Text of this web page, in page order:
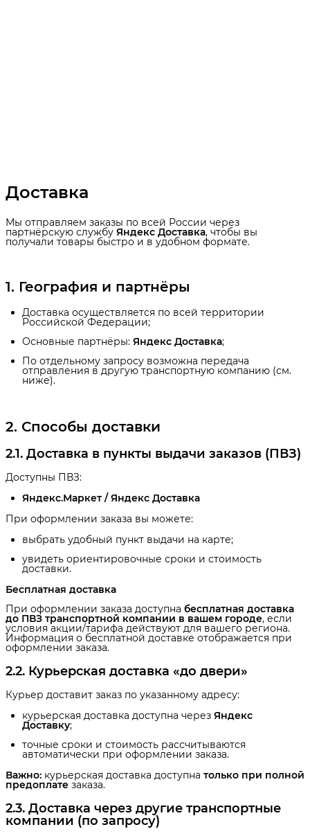
Доставка
Мы отправляем заказы по всей России через
партнёрскую службу Яндекс Доставка, чтобы вы
получали товары быстро и в удобном формате.
1. География и партнёры
Доставка осуществляется по всей территории
Российской Федерации;
Основные партнёры: Яндекс Доставка;
По отдельному запросу возможна передача
отправления в другую транспортную компанию (см.
ниже).
2. Способы доставки
2.1. Доставка в пункты выдачи заказов (ПВЗ)
Доступны ПВЗ:
Яндекс.Маркет / Яндекс Доставка
При оформлении заказа вы можете:
выбрать удобный пункт выдачи на карте;
увидеть ориентировочные сроки и стоимость
доставки.
Бесплатная доставка
При оформлении заказа доступна бесплатная доставка
до ПВЗ транспортной компании в вашем городе, если
условия акции/тарифа действуют для вашего региона.
Информация о бесплатной доставке отображается при
оформлении заказа.
2.2. Курьерская доставка «до двери»
Курьер доставит заказ по указанному адресу:
курьерская доставка доступна через Яндекс
Доставку;
точные сроки и стоимость рассчитываются
автоматически при оформлении заказа.
Важно: курьерская доставка доступна только при полной
предоплате заказа.
2.3. Доставка через другие транспортные
компании (по запросу)